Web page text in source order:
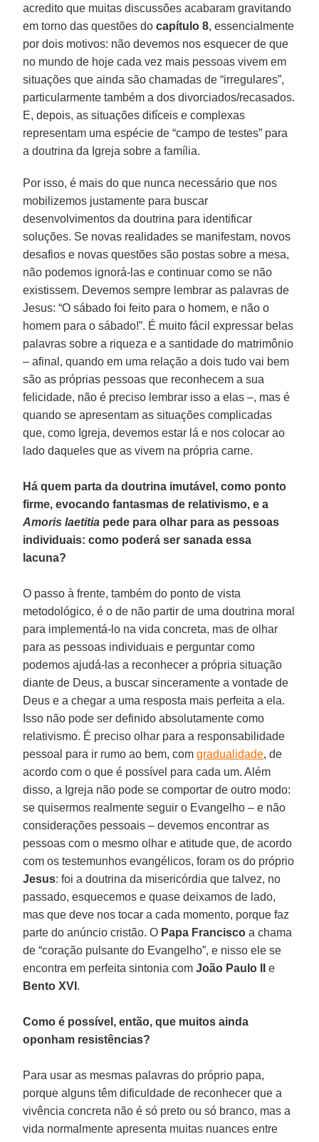
acredito que muitas discussões acabaram gravitando
em torno das questões docapítulo 8, essencialmente
por dois motivos: não devemos nos esquecer de que
no mundo de hoje cada vez mais pessoas vivem em
situações que ainda são chamadas de “irregulares”,
particularmente também a dos divorciados/recasados.
E, depois, as situações difíceis e complexas
representam uma espécie de “campo de testes” para
a doutrina da Igreja sobre a família.
Por isso, é mais do que nunca necessário que nos
mobilizemos justamente para buscar
desenvolvimentos da doutrina para identificar
soluções. Se novas realidades se manifestam, novos
desafios e novas questões são postas sobre a mesa,
não podemos ignorá-las e continuar como se não
existissem. Devemos sempre lembrar as palavras de
Jesus: “O sábado foi feito para o homem, e não o
homem para o sábado!”. É muito fácil expressar belas
palavras sobre a riqueza e a santidade do matrimônio
– afinal, quando em uma relação a dois tudo vai bem
são as próprias pessoas que reconhecem a sua
felicidade, não é preciso lembrar isso a elas –, mas é
quando se apresentam as situações complicadas
que, como Igreja, devemos estar lá e nos colocar ao
lado daqueles que as vivem na própria carne.
Há quem parta da doutrina imutável, como ponto
firme, evocando fantasmas de relativismo, e a
Amoris laetitia pede para olhar para as pessoas
individuais: como poderá ser sanada essa
lacuna?
O passo à frente, também do ponto de vista
metodológico, é o de não partir de uma doutrina moral
para implementá-lo na vida concreta, mas de olhar
para as pessoas individuais e perguntar como
podemos ajudá-las a reconhecer a própria situação
diante de Deus, a buscar sinceramente a vontade de
Deus e a chegar a uma resposta mais perfeita a ela.
Isso não pode ser definido absolutamente como
relativismo. É preciso olhar para a responsabilidade
pessoal para ir rumo ao bem, comgradualidade, de
acordo com o que é possível para cada um. Além
disso, a Igreja não pode se comportar de outro modo:
se quisermos realmente seguir o Evangelho – e não
considerações pessoais – devemos encontrar as
pessoas com o mesmo olhar e atitude que, de acordo
com os testemunhos evangélicos, foram os do próprio
Jesus: foi a doutrina da misericórdia que talvez, no
passado, esquecemos e quase deixamos de lado,
mas que deve nos tocar a cada momento, porque faz
parte do anúncio cristão. O Papa Francisco a chama
de “coração pulsante do Evangelho”, e nisso ele se
encontra em perfeita sintonia comJoão Paulo II
e
Bento XVI .
Como é possível, então, que muitos ainda
oponham resistências?
Para usar as mesmas palavras do próprio papa,
porque alguns têm dificuldade de reconhecer que a
vivência concreta não é só preto ou só branco, mas a
vida normalmente apresenta muitas nuances entre